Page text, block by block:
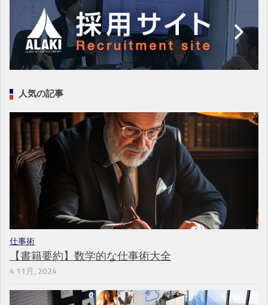
人気の記事
仕事術
【書籍要約】数学的な仕事術大全
4 11月, 2024